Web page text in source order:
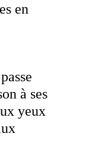
en
à ses
yeux